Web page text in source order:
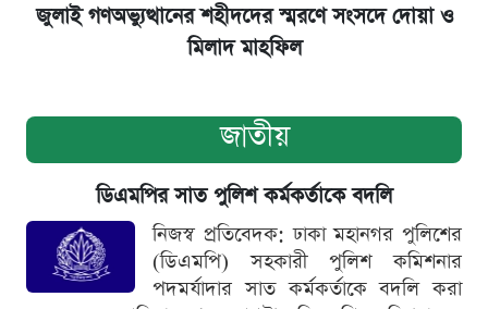
জুলাই গণঅভ্যুত্থানের শহীদদের স্মরণে সংসদে দোয়া ও
মিলাদ মাহফিল
জাতীয়
ডিএমপির সাত পুলিশ কর্মকর্তাকে বদলি
নিজস্ব প্রতিবেদক: ঢাকা মহানগর পুলিশের
(ডিএমপি) সহকারী পুলিশ কমিশনার
পদমর্যাদার সাত কর্মকর্তাকে বদলি করা